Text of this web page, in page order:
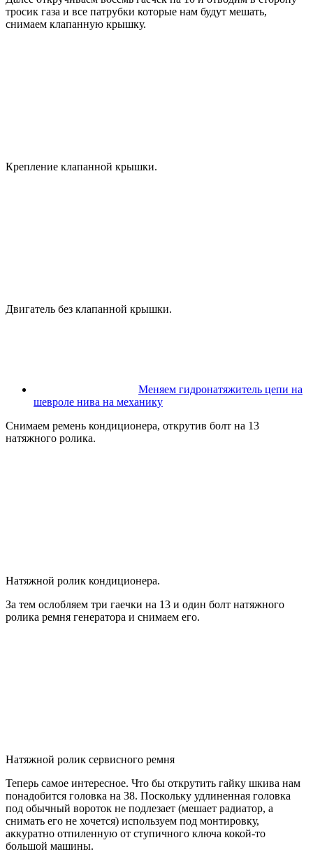
тросик газа и все патрубки которые нам будут мешать,
снимаем клапанную крышку.
Крепление клапанной крышки.
Двигатель без клапанной крышки.
Меняем гидронатяжитель цепи на
шевроле нива на механику
Снимаем ремень кондиционера, открутив болт на 13
натяжного ролика.
Натяжной ролик кондиционера.
За тем ослобляем три гаечки на 13 и один болт натяжного
ролика ремня генератора и снимаем его.
Натяжной ролик сервисного ремня
Теперь самое интересное. Что бы открутить гайку шкива нам
понадобится головка на 38. Поскольку удлиненная головка
под обычный вороток не подлезает (мешает радиатор, а
снимать его не хочется) используем под монтировку,
аккуратно отпиленную от ступичного ключа кокой-то
большой машины.